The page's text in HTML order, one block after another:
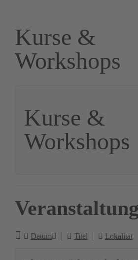
Kurse &
Workshops
Kurse &
Workshops
Datum Titel Lokalität